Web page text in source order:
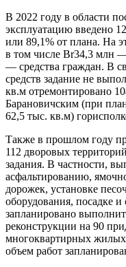
В 2022 году в области
эксплуатацию введено
или 89,1% от плана. На
в том числе Br34,3 млн
— средства граждан. В
средств задание не
кв.м отремонтировано
Барановичским (при
62,5 тыс. кв.м)
Также в прошлом году
112 дворовых
задания. В частности,
асфальтированию,
дорожек, установке
оборудования, посадке и
запланировано
реконструкции на 90
многоквартирных
объем работ